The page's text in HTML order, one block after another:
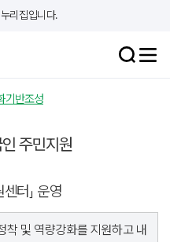
리집입니다.
기반조성
주민지원
터」 운영
착 및 역량강화를 지원하고 내